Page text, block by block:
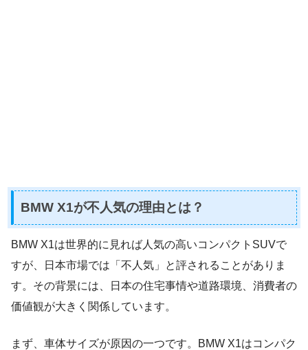
BMW X1が不人気の理由とは？
BMW X1は世界的に見れば人気の高いコンパクトSUVで
すが、日本市場では「不人気」と評されることがありま
す。その背景には、日本の住宅事情や道路環境、消費者の
価値観が大きく関係しています。
まず、車体サイズが原因の一つです。BMW X1はコンパク